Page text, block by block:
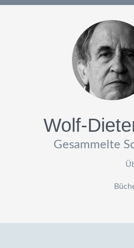
Wolf-
Gesammelte